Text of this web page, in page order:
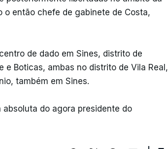
o então chefe de gabinete de Costa,
de dado em Sines, distrito de
Boticas, ambas no distrito de Vila Real,
também em Sines.
do agora presidente do